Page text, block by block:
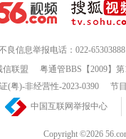
良信息举报电话：022-65303888
信联盟
粤通管BBS【2009】
(粤)-非经营性-2023-0390
节
中国互联网举报中心
Copyright ©2026